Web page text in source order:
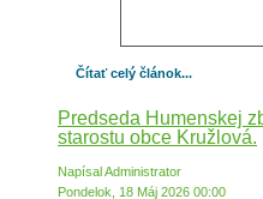
Čítať celý článok...
Predseda Humenskej
starostu obce Kružlová.
Napísal Administrator
Pondelok, 18 Máj 2026 00:00